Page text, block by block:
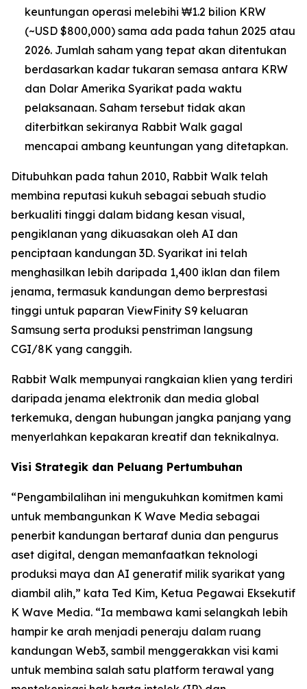
keuntungan operasi melebihi ₩1.2 bilion KRW
(~USD $800,000) sama ada pada tahun 2025 atau
2026. Jumlah saham yang tepat akan ditentukan
berdasarkan kadar tukaran semasa antara KRW
dan Dolar Amerika Syarikat pada waktu
pelaksanaan. Saham tersebut tidak akan
diterbitkan sekiranya Rabbit Walk gagal
mencapai ambang keuntungan yang ditetapkan.
Ditubuhkan pada tahun 2010, Rabbit Walk telah
membina reputasi kukuh sebagai sebuah studio
berkualiti tinggi dalam bidang kesan visual,
pengiklanan yang dikuasakan oleh AI dan
penciptaan kandungan 3D. Syarikat ini telah
menghasilkan lebih daripada 1,400 iklan dan filem
jenama, termasuk kandungan demo berprestasi
tinggi untuk paparan ViewFinity S9 keluaran
Samsung serta produksi penstriman langsung
CGI/8K yang canggih.
Rabbit Walk mempunyai rangkaian klien yang terdiri
daripada jenama elektronik dan media global
terkemuka, dengan hubungan jangka panjang yang
menyerlahkan kepakaran kreatif dan teknikalnya.
Visi Strategik dan Peluang Pertumbuhan
“Pengambilalihan ini mengukuhkan komitmen kami
untuk membangunkan K Wave Media sebagai
penerbit kandungan bertaraf dunia dan pengurus
aset digital, dengan memanfaatkan teknologi
produksi maya dan AI generatif milik syarikat yang
diambil alih,” kata Ted Kim, Ketua Pegawai Eksekutif
K Wave Media. “Ia membawa kami selangkah lebih
hampir ke arah menjadi peneraju dalam ruang
kandungan Web3, sambil menggerakkan visi kami
untuk membina salah satu platform terawal yang